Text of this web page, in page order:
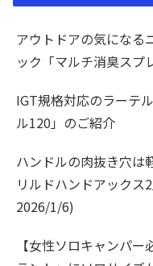
アウトドアの気になる
ック「マルチ消臭スプ
IGT規格対応のラーテ
ル120」のご紹介
ハンドルの肉抜き穴は
リルドハンドアックス
2026/1/6)
【女性ソロキャンパ